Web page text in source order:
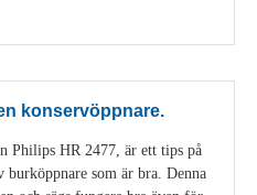
konservöppnare.
Philips HR 2477, är ett tips på
burköppnare som är bra. Denna